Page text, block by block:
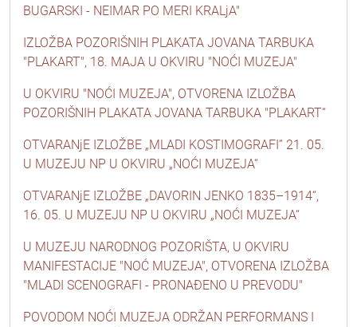
BUGARSKI - NEIMAR PO MERI KRALjA"
IZLOŽBA POZORIŠNIH PLAKATA JOVANA TARBUKA
"PLAKART", 18. MAJA U OKVIRU "NOĆI MUZEJA"
U OKVIRU "NOĆI MUZEJA", OTVORENA IZLOŽBA
POZORIŠNIH PLAKATA JOVANA TARBUKA "PLAKART“
OTVARANjE IZLOŽBE „MLADI KOSTIMOGRAFI” 21. 05.
U MUZEJU NP U OKVIRU „NOĆI MUZEJA“
OTVARANjE IZLOŽBE „DAVORIN JENKO 1835–1914“,
16. 05. U MUZEJU NP U OKVIRU „NOĆI MUZEJA“
U MUZEJU NARODNOG POZORIŠTA, U OKVIRU
MANIFESTACIJE "NOĆ MUZEJA", OTVORENA IZLOŽBA
"MLADI SCENOGRAFI - PRONAĐENO U PREVODU"
POVODOM NOĆI MUZEJA ODRŽAN PERFORMANS I